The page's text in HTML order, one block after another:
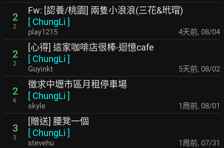
2
2
Fw: [認養/桃園] 兩隻小浪浪(三花&玳瑁)
[ ChungLi ]
play1215 4天前, 08/04
2
2
[心得] 這家咖啡店很棒-迴憶cafe
[ ChungLi ]
Guyinkt 5天前, 08/02
2
6
徵求中壢市區月租停車場
[ ChungLi ]
skyle 1周前, 08/01
3
3
[贈送] 腰凳一個
[ ChungLi ]
stevehu 1周前, 07/31